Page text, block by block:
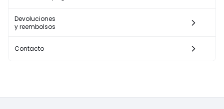
Devoluciones
y reembolsos
Contacto